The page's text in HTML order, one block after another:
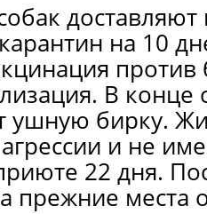
на 10
В
ушную бирку.
и не
22 дня.
прежние места